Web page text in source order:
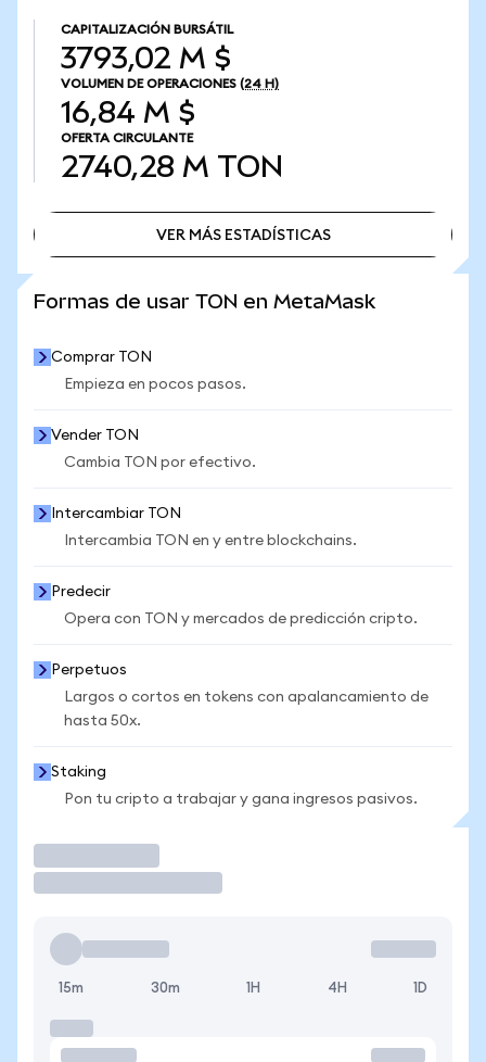
CAPITALIZACIÓN BURSÁTIL
3793,02 M $
VOLUMEN DE OPERACIONES (24 H)
16,84 M $
OFERTA CIRCULANTE
2740,28 M TON
VER MÁS ESTADÍSTICAS
Formas de usar TON en MetaMask
Comprar TON
Empieza en pocos pasos.
Vender TON
Cambia TON por efectivo.
Intercambiar TON
Intercambia TON en y entre blockchains.
Predecir
Opera con TON y mercados de predicción cripto.
Perpetuos
Largos o cortos en tokens con apalancamiento de
hasta 50x.
Staking
Pon tu cripto a trabajar y gana ingresos pasivos.
15m 30m 1H 4H 1D